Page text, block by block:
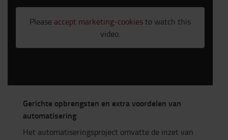
Please accept marketing-cookiesto watch this
video.
Gerichte opbrengsten en extra voordelen van
automatisering
Het automatiseringsproject omvatte de inzet van